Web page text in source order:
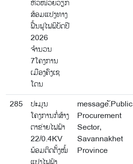
ຫົວໜ່ວຍວຽກ
ສ້ອມແປງທາງ
ຟື້ນຟູໄຟພິບັດປີ
2026
ຈຳນວນ
7ໂຄງການ
ເມືອງຄົງເຊ
ໂດນ
285
ປະມູນ
ໂຄງການກໍ່ສ້າງ
ຕາຂ່າຍໄຟຟ້າ
22/0.4KV
ພ້ອມຕິດຕັ້ງໝໍ້
message.ັPublic
Procurement
Sector,
Savannakhet
Province